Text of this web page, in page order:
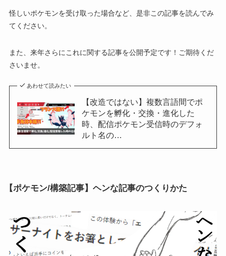
怪しいポケモンを受け取った場合など、是非この記事を読んでみ
てください。
また、来年さらにこれに関する記事を公開予定です！ご期待くだ
さいませ。
あわせて読みたい
【改造ではない】複数言語間でポ
ケモンを孵化・交換・進化した
時、配信ポケモン受信時のデフォ
ルト名の…
【ポケモン/構築記事】ヘンな記事のつくりかた